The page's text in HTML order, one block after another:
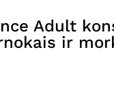
Adult
ir